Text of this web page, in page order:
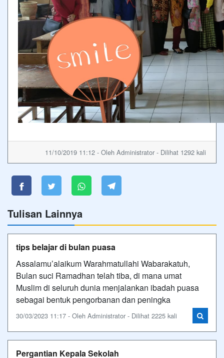
11/10/2019 11:12 - Oleh Administrator - Dilihat 1292 kali
Tulisan Lainnya
tips belajar di bulan puasa
Assalamu’alaikum Warahmatullahi Wabarakatuh,
Bulan suci Ramadhan telah tiba, di mana umat
Muslim di seluruh dunia menjalankan ibadah puasa
sebagai bentuk pengorbanan dan peningka
30/03/2023 11:17 - Oleh Administrator - Dilihat 2225 kali
Pergantian Kepala Sekolah